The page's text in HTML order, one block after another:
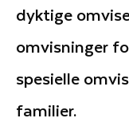
dyktige
omvisninger
spesielle
familier.